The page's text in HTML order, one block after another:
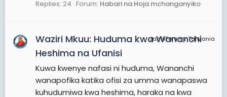
Replies: 24 Forum: Habari na Hoja mchanganyiko
JamiiForums Tanzania
Waziri Mkuu: Huduma kwa Wananchi
Heshima na Ufanisi
Kuwa kwenye nafasi ni huduma, Wananchi
wanapofika katika ofisi za umma wanapaswa
kuhudumiwa kwa heshima, haraka na kwa